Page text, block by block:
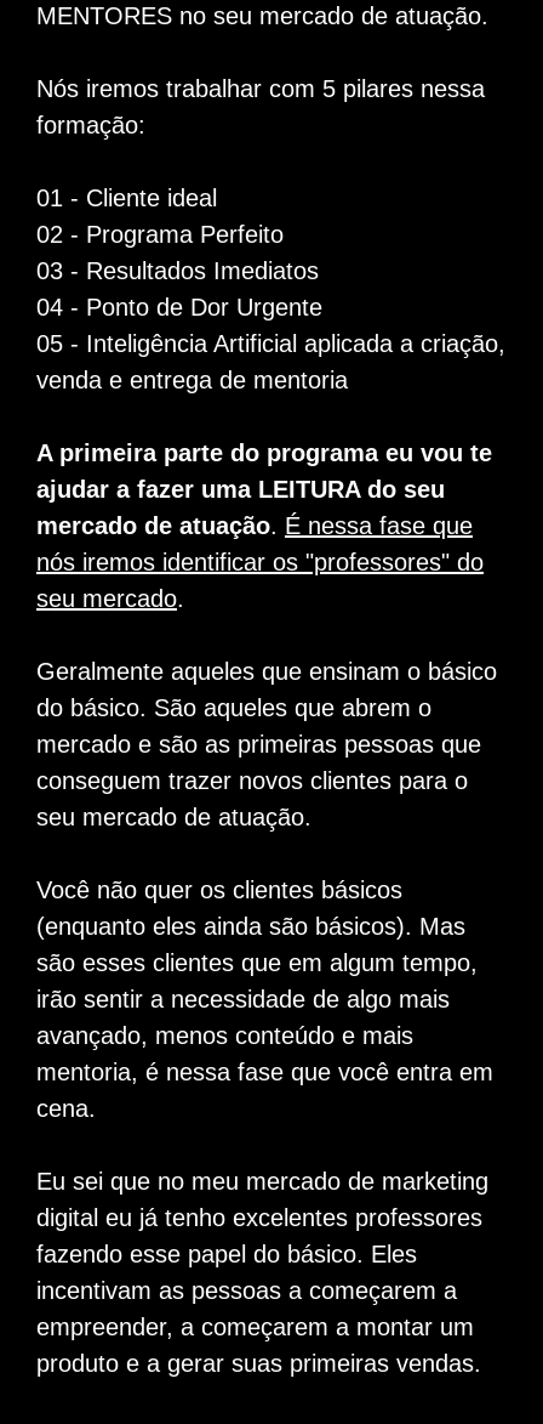
MENTORES no seu mercado de atuação.
Nós iremos trabalhar com 5 pilares nessa
formação:
01 - Cliente ideal
02 - Programa Perfeito
03 - Resultados Imediatos
04 - Ponto de Dor Urgente
05 - Inteligência Artificial aplicada a criação,
venda e entrega de mentoria
A primeira parte do programa eu vou te
ajudar a fazer uma LEITURA do seu
mercado de atuação. É nessa fase que
nós iremos identificar os "professores" do
seu mercado.
Geralmente aqueles que ensinam o básico
do básico. São aqueles que abrem o
mercado e são as primeiras pessoas que
conseguem trazer novos clientes para o
seu mercado de atuação.
Você não quer os clientes básicos
(enquanto eles ainda são básicos). Mas
são esses clientes que em algum tempo,
irão sentir a necessidade de algo mais
avançado, menos conteúdo e mais
mentoria, é nessa fase que você entra em
cena.
Eu sei que no meu mercado de marketing
digital eu já tenho excelentes professores
fazendo esse papel do básico. Eles
incentivam as pessoas a começarem a
empreender, a começarem a montar um
produto e a gerar suas primeiras vendas.